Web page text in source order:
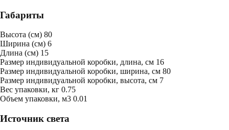
Габариты
Высота (см) 80
Ширина (см) 6
Длина (см) 15
Размер индивидуальной коробки, длина, см 16
Размер индивидуальной коробки, ширина, см 80
Размер индивидуальной коробки, высота, см 7
Bес упаковки, кг 0.75
Oбъем упаковки, м3 0.01
Источник света